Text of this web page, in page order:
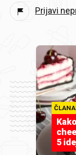
Prijavi
5